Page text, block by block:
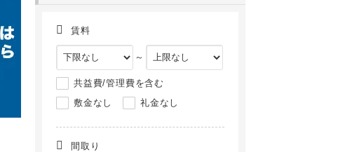
賃料
～
共益費/管理費を含む
敷金なし
礼金なし
間取り